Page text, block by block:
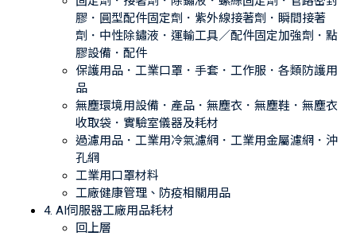
膠．圓型配件固定劑．紫外線接著劑．瞬間接著
劑．中性除鏽液．運輸工具／配件固定加強劑．點
膠設備．配件
保護用品．工業口罩．手套．工作服．各類防護用
品
無塵環境用設備．產品．無塵衣．無塵鞋．無塵衣
收取袋．實驗室儀器及耗材
過濾用品．工業用冷氣濾網．工業用金屬濾網．沖
孔網
工業用口罩材料
工廠健康管理、防疫相關用品
4. AI伺服器工廠用品耗材
回上層